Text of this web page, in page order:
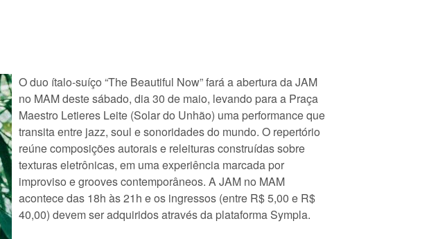
O duo ítalo-suíço “The Beautiful Now” fará a abertura da JAM
no MAM deste sábado, dia 30 de maio, levando para a Praça
Maestro Letieres Leite (Solar do Unhão) uma performance que
transita entre jazz, soul e sonoridades do mundo. O repertório
reúne composições autorais e releituras construídas sobre
texturas eletrônicas, em uma experiência marcada por
improviso e grooves contemporâneos. A JAM no MAM
acontece das 18h às 21h e os ingressos (entre R$ 5,00 e R$
40,00) devem ser adquiridos através da plataforma Sympla.